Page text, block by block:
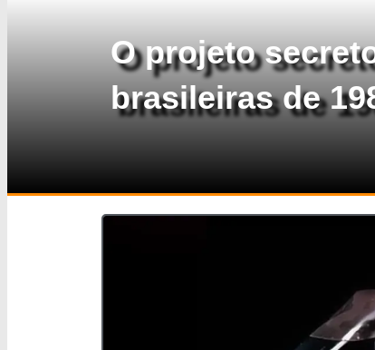
O projeto
brasileiras de